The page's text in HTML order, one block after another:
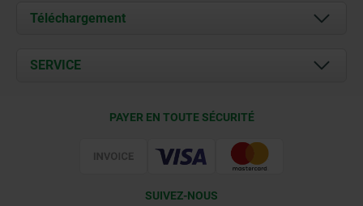
À propos de nous
Contact
Téléchargement
Documents
SERVICE
PAYER EN TOUTE SÉCURITÉ
SUIVEZ-NOUS